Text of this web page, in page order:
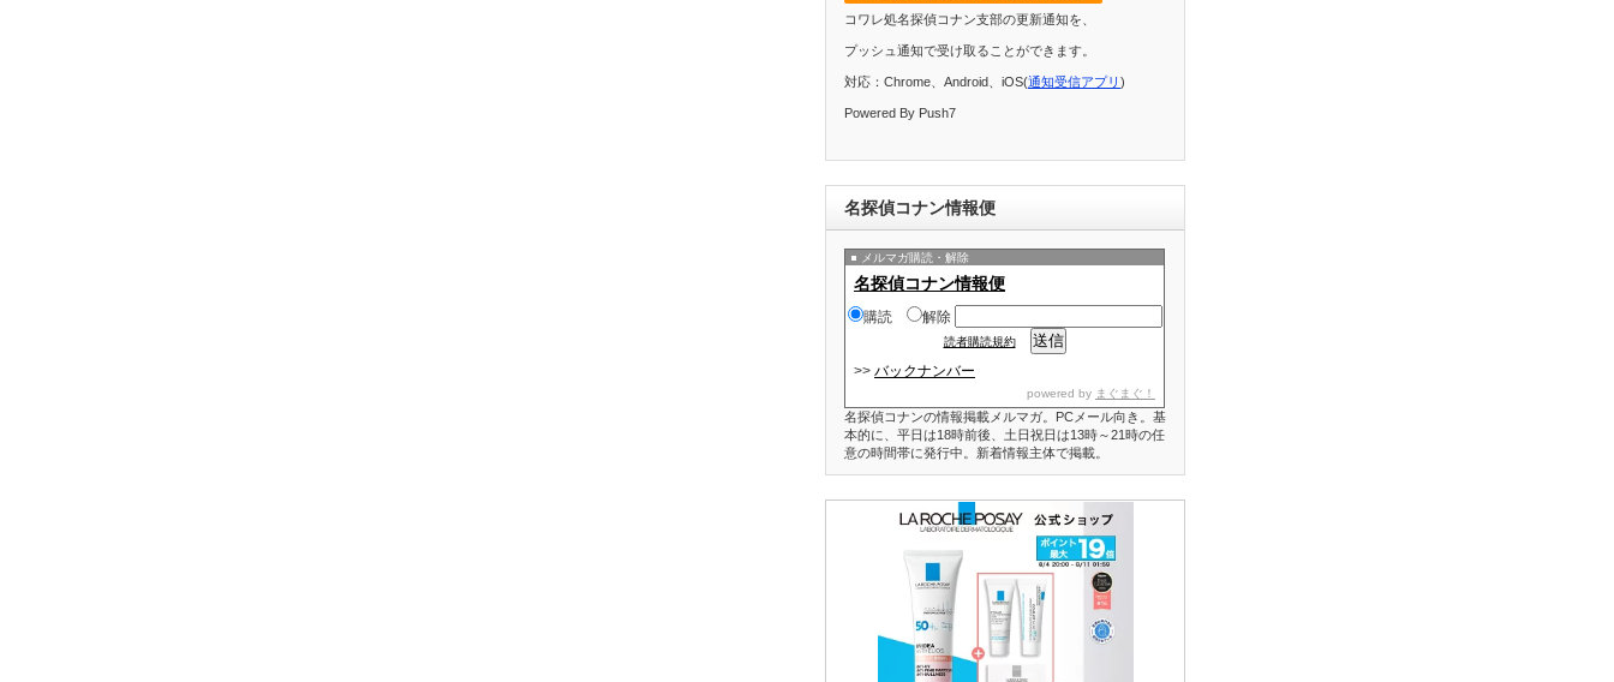
コワレ処名探偵コナン支部の更新通知を、
プッシュ通知で受け取ることができます。
対応：Chrome、Android、iOS(通知受信アプリ )
Powered By Push7
名探偵コナン情報便
メルマガ購読・解除
名探偵コナン情報便
購読 解除
読者購読規約
>> バックナンバー
powered by まぐまぐ！
名探偵コナンの情報掲載メルマガ。PCメール向き。基
本的に、平日は18時前後、土日祝日は13時～21時の任
意の時間帯に発行中。新着情報主体で掲載。